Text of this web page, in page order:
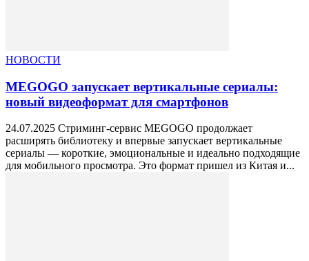
НОВОСТИ
MEGOGO запускает вертикальные сериалы:
новый видеоформат для смартфонов
24.07.2025 Стриминг-сервис MEGOGO продолжает
расширять библиотеку и впервые запускает вертикальные
сериалы — короткие, эмоциональные и идеально подходящие
для мобильного просмотра. Это формат пришел из Китая и...